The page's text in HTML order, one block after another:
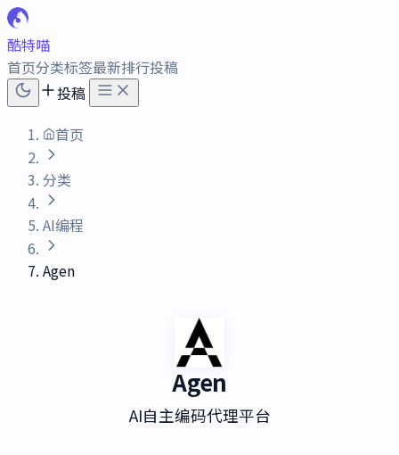
酷特喵
首页分类标签最新排行投稿
投稿
首页
分类
AI编程
Agen
Agen
AI自主编码代理平台